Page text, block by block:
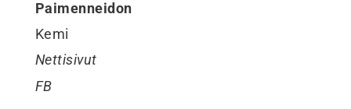
Paimenneidon
Kemi
Nettisivut
FB